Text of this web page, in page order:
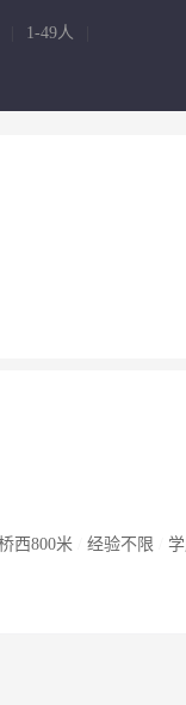
1-49人
西800米 经验不限